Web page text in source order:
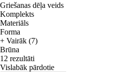
Griešanas dēļa veids
Komplekts
Materiāls
Forma
+ Vairāk (7)
Brūna
12 rezultāti
Vislabāk pārdotie